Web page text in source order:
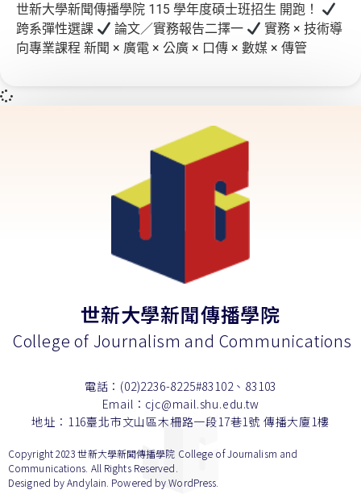
世新大學新聞傳播學院 115 學年度碩士班招生 開跑！
跨系彈性選課
論文／實務報告二擇一
實務 × 技術導
向專業課程 新聞 × 廣電 × 公廣 × 口傳 × 數媒 × 傳管
世新大學新聞傳播學院
College of Journalism and Communications
電話：(02)2236-8225#83102、83103
Email：cjc@mail.shu.edu.tw
地址：116臺北市文山區木柵路一段17巷1號 傳播大廈1樓
Copyright 2023 世新大學新聞傳播學院 College of Journalism and
Communications. All Rights Reserved.
Designed byAndylain . Powered by WordPress.